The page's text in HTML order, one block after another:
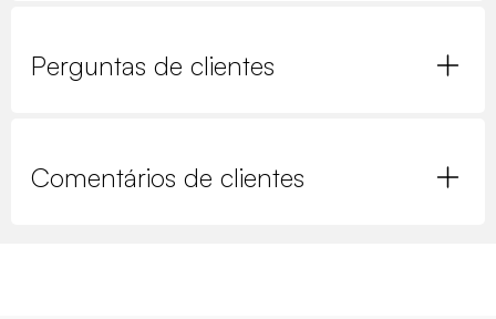
Perguntas de clientes
Comentários de clientes